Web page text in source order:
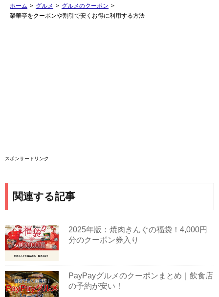
ホーム > グルメ > グルメのクーポン >
榮華亭をクーポンや割引で安くお得に利用する方法
スポンサードリンク
関連する記事
2025年版：焼肉きんぐの福袋！4,000円
分のクーポン券入り
PayPayグルメのクーポンまとめ｜飲食店
の予約が安い！